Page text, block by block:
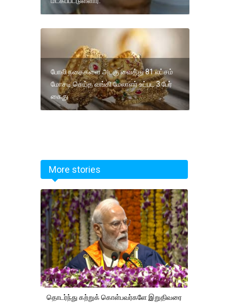
போலி நகைகளை அடகு வைத்து 81 லட்சம்
மோசடி செய்த வங்கி மேலாளர் உட்பட 3 பேர்
கைது
More stories
தொடர்ந்து கற்றுக் கொள்பவர்களே இறுதிவரை